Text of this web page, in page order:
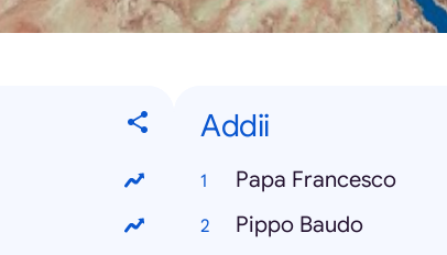
Addii
Papa Francesco
Pippo Baudo